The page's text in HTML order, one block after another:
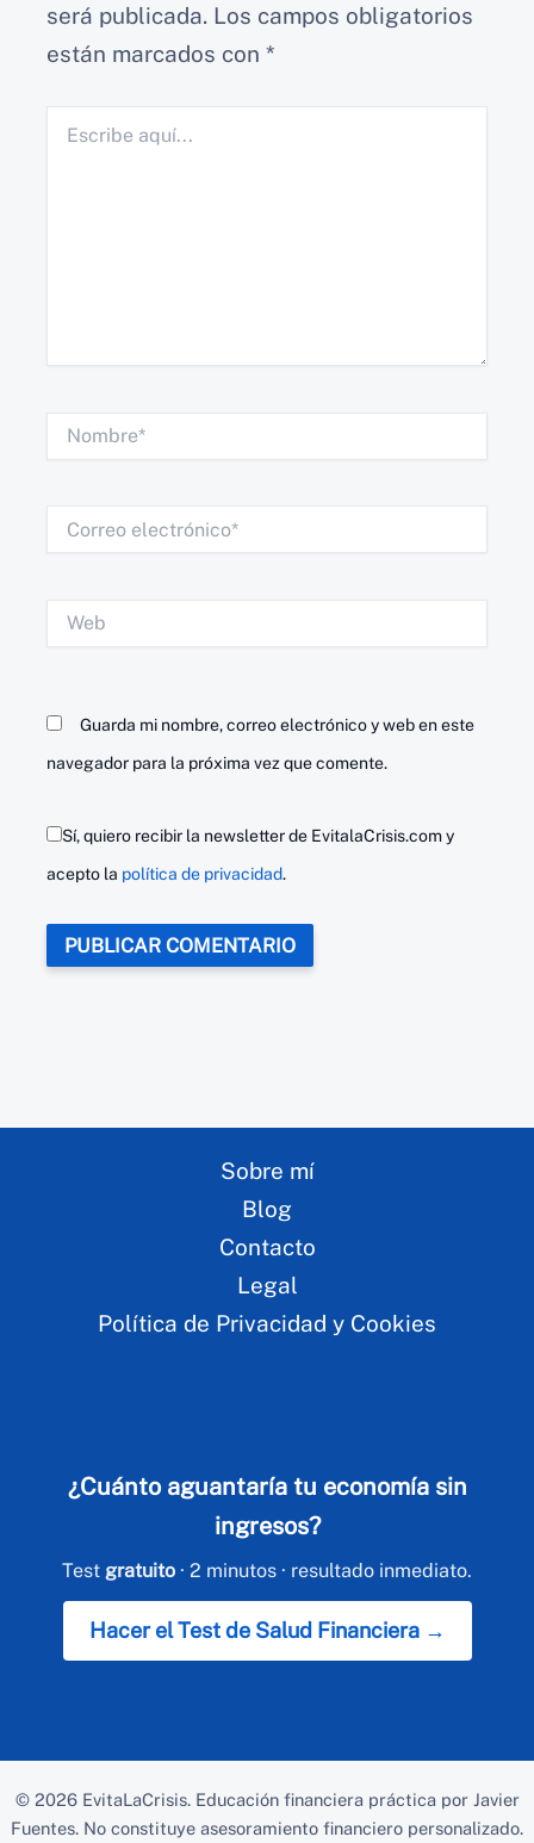
será publicada. Los campos obligatorios
están marcados con *
aquí...
electrónico*
Guarda mi nombre, correo electrónico y web en este
navegador para la próxima vez que comente.
Sí, quiero recibir la newsletter de EvitalaCrisis.com y
acepto la política de privacidad.
Sobre mí
Blog
Contacto
Legal
Política de Privacidad y Cookies
¿Cuánto aguantaría tu economía sin
ingresos?
Test gratuito · 2 minutos · resultado inmediato.
Hacer el Test de Salud Financiera →
© 2026 EvitaLaCrisis. Educación financiera práctica por Javier
Fuentes. No constituye asesoramiento financiero personalizado.